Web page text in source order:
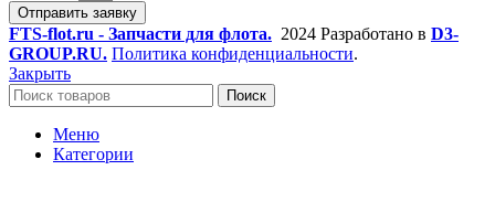
Отправить заявку
FTS-flot.ru - Запчасти для флота. 2024 Разработано в D3-
GROUP.RU. Политика конфиденциальности.
Закрыть
Поиск
Меню
Категории